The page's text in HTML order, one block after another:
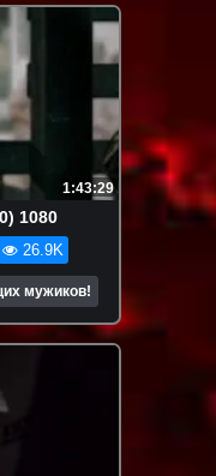
1:43:29
1080
26.9K
мужиков!